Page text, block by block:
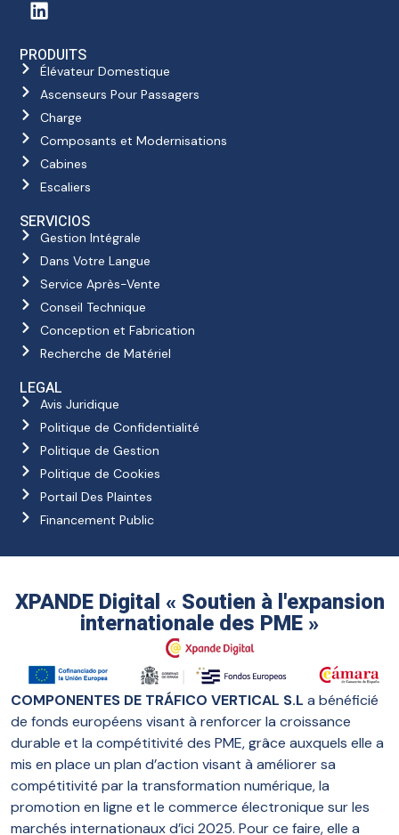
PRODUITS
Élévateur Domestique
Ascenseurs Pour Passagers
Charge
Composants et Modernisations
Cabines
Escaliers
SERVICIOS
Gestion Intégrale
Dans Votre Langue
Service Après-Vente
Conseil Technique
Conception et Fabrication
Recherche de Matériel
LEGAL
Avis Juridique
Politique de Confidentialité
Politique de Gestion
Politique de Cookies
Portail Des Plaintes
Financement Public
XPANDE Digital « Soutien à l'expansion
internationale des PME »
COMPONENTES DE TRÁFICO VERTICAL S.L a bénéficié
de fonds européens visant à renforcer la croissance
durable et la compétitivité des PME, grâce auxquels elle a
mis en place un plan d’action visant à améliorer sa
compétitivité par la transformation numérique, la
promotion en ligne et le commerce électronique sur les
marchés internationaux d’ici 2025. Pour ce faire, elle a